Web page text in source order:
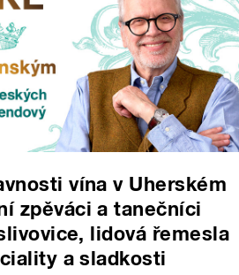
vína v Uherském
zpěváci a tanečníci
lidová řemesla
a sladkosti